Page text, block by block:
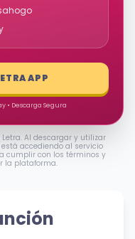
APP
• Descarga Segura
Al descargar y utilizar
accediendo al servicio
cumplir con los términos y
la plataforma.